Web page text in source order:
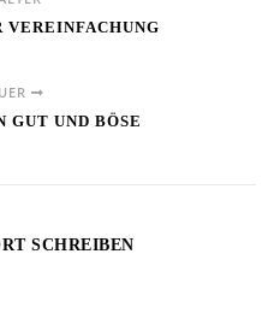
VEREINFACHUNG
GUT UND BÖSE
SCHREIBEN